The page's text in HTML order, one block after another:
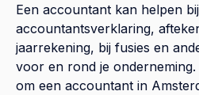
Een accountant kan helpen
accountantsverklaring,
jaarrekening, bij fusies en
voor en rond je
om een accountant in